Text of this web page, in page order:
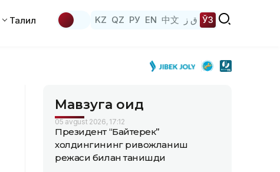
Таҳлил KZ QZ РУ EN 中文 ق ز ЎЗ
Мавзуга оид
05 avgust 2026, 17:12
Президент “Байтерек”
холдингининг ривожланиш
режаси билан танишди